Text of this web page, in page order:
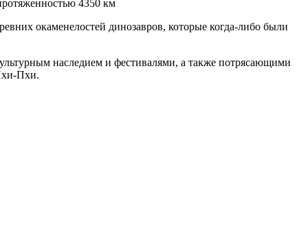
4350 км
окаменелостей динозавров, которые когда-либо были
наследием и фестивалями, а также потрясающими
Пхи.